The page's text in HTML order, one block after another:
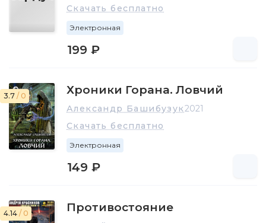
Скачать бесплатно
Электронная
199 ₽
3.7 / 0 Хроники Горана. Ловчий
Александр Башибузук2021
Скачать бесплатно
Электронная
149 ₽
4.14 / 0 Противостояние